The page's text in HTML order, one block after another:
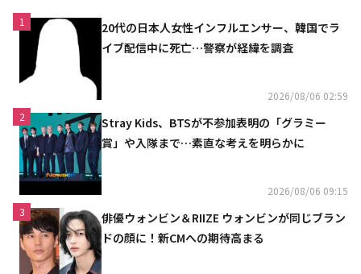
1
20代の日本人女性インフルエンサー、韓国でラ
イブ配信中に死亡…警察が経緯を調査
2026/08/06 02:59
2
Stray Kids、BTSが不参加表明の「グラミー
賞」や入隊まで…素直な考えを明らかに
2026/08/06 09:15
3
俳優ウォンビン＆RIIZE ウォンビンが同じブラン
ドの顔に！新CMへの期待高まる